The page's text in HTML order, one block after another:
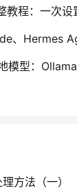
教程：一次
、Hermes
模型：
方法（一）